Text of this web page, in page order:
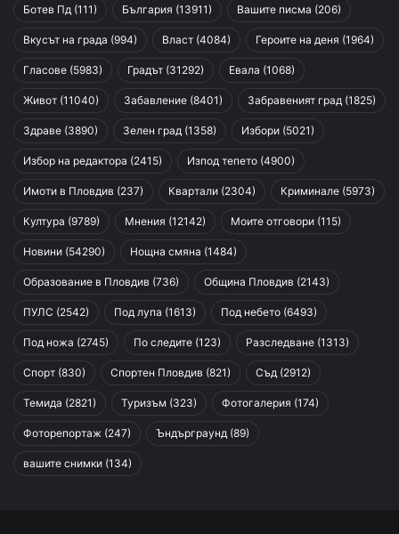
Ботев Пд (111) България (13911) Вашите писма (206)
Вкусът на града (994) Власт (4084) Героите на деня (1964)
Гласове (5983) Градът (31292) Евала (1068)
Живот (11040) Забавление (8401) Забравеният град (1825)
Здраве (3890) Зелен град (1358) Избори (5021)
Избор на редактора (2415) Изпод тепето (4900)
Имоти в Пловдив (237) Квартали (2304) Криминале (5973)
Култура (9789) Мнения (12142) Моите отговори (115)
Новини (54290) Нощна смяна (1484)
Образование в Пловдив (736) Община Пловдив (2143)
ПУЛС (2542) Под лупа (1613) Под небето (6493)
Под ножа (2745) По следите (123) Разследване (1313)
Спорт (830) Спортен Пловдив (821) Съд (2912)
Темида (2821) Туризъм (323) Фотогалерия (174)
Фоторепортаж (247) Ъндърграунд (89)
вашите снимки (134)